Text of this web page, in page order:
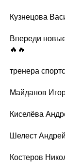
Кузнецова
Впереди
🔥🔥
тренера
Майданов
Киселёва
Шелест
Костеров